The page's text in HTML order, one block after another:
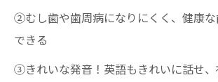
②むし歯や歯周病になりにくく、健康
できる
③きれいな発音！英語もきれいに話せ、